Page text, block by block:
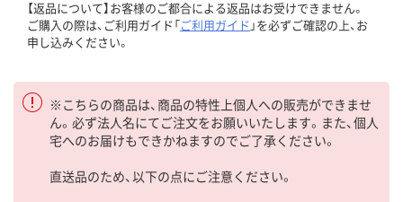
【返品について】お客様のご都合による返品はお受けできません。
ご購入の際は、ご利用ガイド「ご利用ガイド 」を必ずご確認の上、お
申し込みください。
※こちらの商品は、商品の特性上個人への販売ができませ
ん。必ず法人名にてご注文をお願いいたします。また、個人
宅へのお届けもできかねますのでご了承ください。
直送品のため、以下の点にご注意ください。